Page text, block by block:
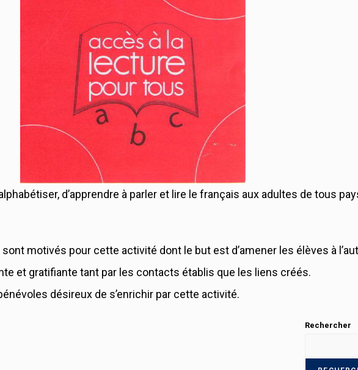
d’apprendre à parler et lire le français aux adultes de tous
motivés pour cette activité dont le but est d’amener les élèves à
et gratifiante tant par les contacts établis que les liens créés.
désireux de s’enrichir par cette activité.
Rechercher